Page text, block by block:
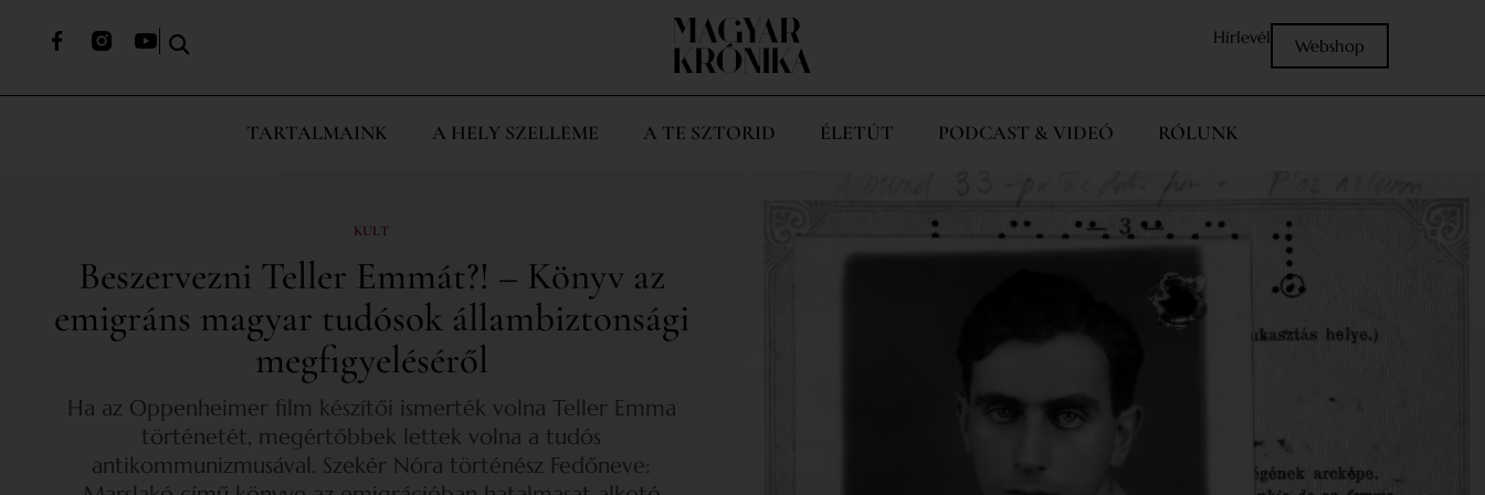
Hírlevél Webshop
TARTALMAINK A HELY SZELLEME A TE SZTORID ÉLETÚT PODCAST & VIDEÓ RÓLUNK
KULT
Beszervezni Teller Emmát?! – Könyv az
emigráns magyar tudósok állambiztonsági
megfigyeléséről
Ha az Oppenheimer film készítői ismerték volna Teller Emma
történetét, megértőbbek lettek volna a tudós
antikommunizmusával. Szekér Nóra történész Fedőneve: